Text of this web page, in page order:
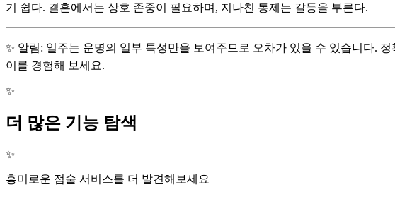
기 쉽다. 결혼에서는 상호 존중이 필요하며, 지나친 통제는 갈등을 부른다.
✨ 알림: 일주는 운명의 일부 특성만을 보여주므로 오차가 있을 수 있습니다.
이를 경험해 보세요.
✨
더 많은 기능 탐색
✨
흥미로운 점술 서비스를 더 발견해보세요